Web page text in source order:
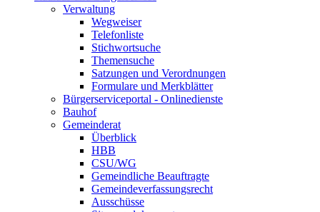
Verwaltung
Wegweiser
Telefonliste
Stichwortsuche
Themensuche
Satzungen und Verordnungen
Formulare und Merkblätter
Bürgerserviceportal - Onlinedienste
Bauhof
Gemeinderat
Überblick
HBB
CSU/WG
Gemeindliche Beauftragte
Gemeindeverfassungsrecht
Ausschüsse